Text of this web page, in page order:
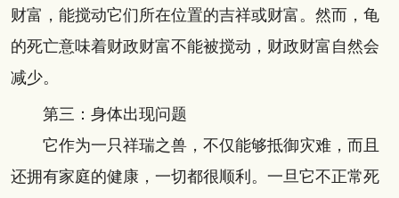
财富，能搅动它们所在位置的吉祥或财富。然而，龟
的死亡意味着财政财富不能被搅动，财政财富自然会
减少。
第三：身体出现问题
它作为一只祥瑞之兽，不仅能够抵御灾难，而且
还拥有家庭的健康，一切都很顺利。一旦它不正常死